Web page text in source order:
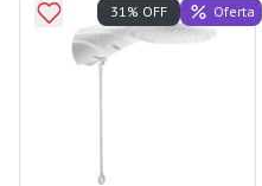
31% OFF Oferta